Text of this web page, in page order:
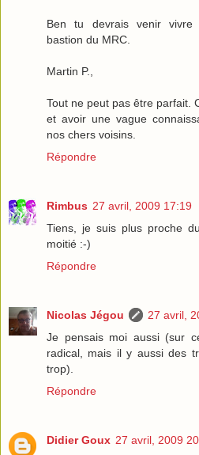
Ben tu devrais venir vivre
bastion du MRC.
Martin P.,
Tout ne peut pas être parfait.
et avoir une vague
nos chers voisins.
Répondre
Rimbus 27 avril, 2009 17:19
Tiens, je suis plus proche
moitié :-)
Répondre
Nicolas Jégou
27 avril,
Je pensais moi aussi (sur
radical, mais il y aussi des
trop).
Répondre
Didier Goux 27 avril, 2009